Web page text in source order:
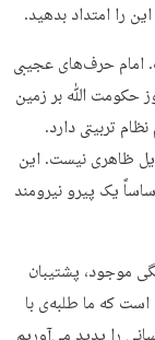
را امتداد بدهید.
امام حرف‌های عجیبی
حکومت ﷲ بر زمین
تربیتی دارد.
ظاهری نیست. این
یک پیرو نیرومند
موجود، پشتیبان
که ما طلبه‌ی با